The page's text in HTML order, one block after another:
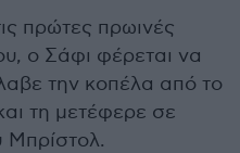
πρώτες πρωινές
ο Σάφι φέρεται να
την κοπέλα από το
τη μετέφερε σε
Μπρίστολ.